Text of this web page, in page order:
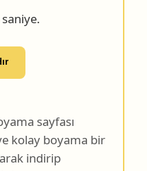
indirip
boyama zamanı